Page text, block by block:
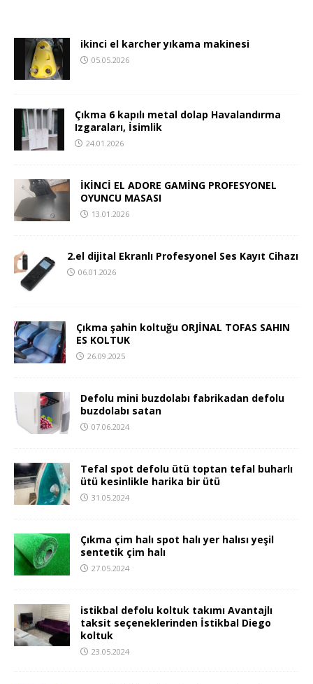
ikinci el karcher yıkama makinesi
05.05.2026
Çıkma 6 kapılı metal dolap Havalandırma
Izgaraları, İsimlik
24.01.2026
İKİNCİ EL ADORE GAMİNG PROFESYONEL
OYUNCU MASASI
13.01.2026
2.el dijital Ekranlı Profesyonel Ses Kayıt Cihazı
06.01.2026
Çıkma şahin koltuğu ORJİNAL TOFAS SAHIN
ES KOLTUK
26.09.2025
Defolu mini buzdolabı fabrikadan defolu
buzdolabı satan
07.06.2024
Tefal spot defolu ütü toptan tefal buharlı
ütü kesinlikle harika bir ütü
31.05.2024
Çıkma çim halı spot halı yer halısı yeşil
sentetik çim halı
27.05.2024
istikbal defolu koltuk takımı Avantajlı
taksit seçeneklerinden İstikbal Diego
koltuk
23.05.2024